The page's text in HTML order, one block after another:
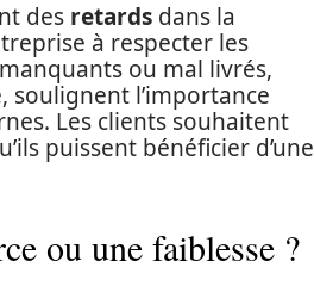
des retards dans la
à respecter les
ou mal livrés,
soulignent l’importance
Les clients souhaitent
puissent bénéficier d’une
ou une faiblesse ?